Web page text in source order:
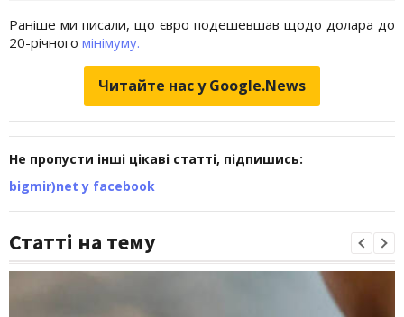
Раніше ми писали, що євро подешевшав щодо долара до
20-річного мінімуму.
Читайте нас у Google.News
Не пропусти інші цікаві статті, підпишись:
bigmir)net у facebook
Статті на тему